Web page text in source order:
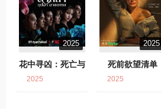
2025
花中寻凶：死亡与
2025
2025
死前欲望清单
2025